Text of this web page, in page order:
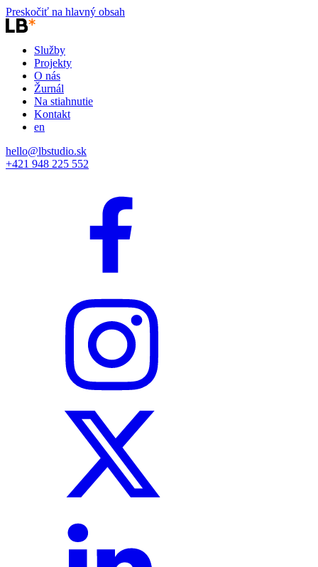
Preskočiť na hlavný obsah
Služby
Projekty
O nás
Žurnál
Na stiahnutie
Kontakt
en
hello@lbstudio.sk
+421 948 225 552